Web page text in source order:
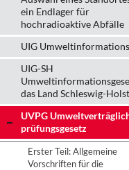
ein Endlager für
hochradioaktive Abfälle
UIG
UIG-SH
das Land Schleswig-
UVPG
prüfungs­gesetz
Erster Teil: Allgemeine
Vorschriften für die